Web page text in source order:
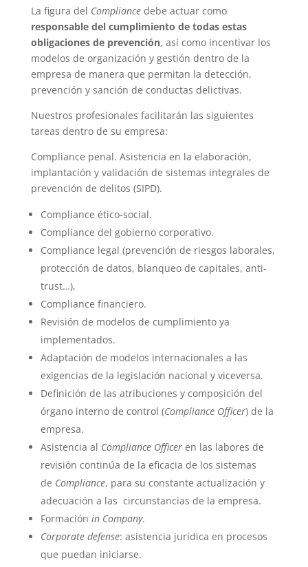
La figura del Compliancedebe actuar como
responsable del cumplimiento de todas estas
obligaciones de prevención, así como incentivar los
modelos de organización y gestión dentro de la
empresa de manera que permitan la detección,
prevención y sanción de conductas delictivas.
Nuestros profesionales facilitarán las siguientes
tareas dentro de su empresa:
Compliance penal. Asistencia en la elaboración,
implantación y validación de sistemas integrales de
prevención de delitos (SIPD).
Compliance ético-social.
Compliance del gobierno corporativo.
Compliance legal (prevención de riesgos laborales,
protección de datos, blanqueo de capitales, anti-
trust…),
Compliance financiero.
Revisión de modelos de cumplimiento ya
implementados.
Adaptación de modelos internacionales a las
exigencias de la legislación nacional y viceversa.
Definición de las atribuciones y composición del
órgano interno de control (Compliance Officer) de la
empresa.
Asistencia al Compliance Officeren las labores de
revisión continúa de la eficacia de los sistemas
de Compliance, para su constante actualización y
adecuación a las circunstancias de la empresa.
Formación in Company.
Corporate defense: asistencia jurídica en procesos
que puedan iniciarse.